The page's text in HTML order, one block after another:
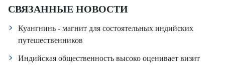
СВЯЗАННЫЕ НОВОСТИ
Куангнинь - магнит для состоятельных индийских
путешественников
Индийская общественность высоко оценивает визит